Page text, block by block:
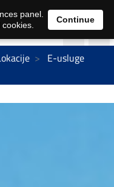
E-usluge
panel.
Continue